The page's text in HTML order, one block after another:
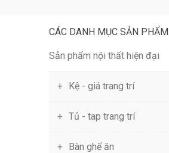
CÁC DANH MỤC SẢN PHẨM
Sản phẩm nội thất hiện đại
Kệ - giá trang trí
Tủ - tap trang trí
Bàn ghế ăn